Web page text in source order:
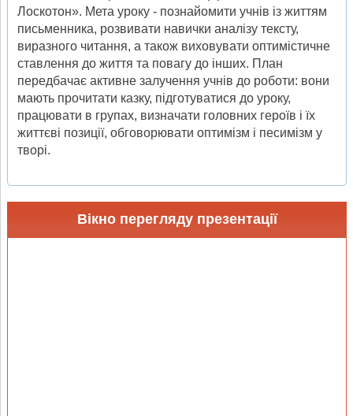
Лоскотон». Мета уроку - познайомити учнів із життям
письменника, розвивати навички аналізу тексту,
виразного читання, а також виховувати оптимістичне
ставлення до життя та повагу до інших. План
передбачає активне залучення учнів до роботи: вони
мають прочитати казку, підготуватися до уроку,
працювати в групах, визначати головних героїв і їх
життєві позиції, обговорювати оптимізм і песимізм у
творі.
Вікно перегляду презентації